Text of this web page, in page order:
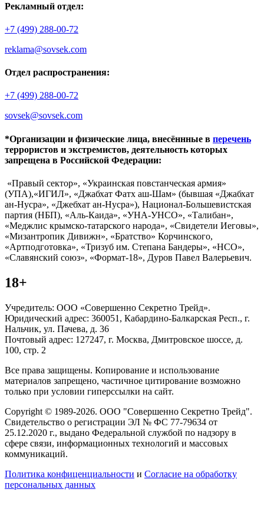
Рекламный отдел:
+7 (499) 288-00-72
reklama@sovsek.com
Отдел распространения:
+7 (499) 288-00-72
sovsek@sovsek.com
*Организации и физические лица, внесённные в перечень
террористов и экстремистов, деятельность которых
запрещена в Российской Федерации:
«Правый сектор», «Украинская повстанческая армия»
(УПА),«ИГИЛ», «Джабхат Фатх аш-Шам» (бывшая «Джабхат
ан-Нусра», «Джебхат ан-Нусра»), Национал-Большевистская
партия (НБП), «Аль-Каида», «УНА-УНСО», «Талибан»,
«Меджлис крымско-татарского народа», «Свидетели Иеговы»,
«Мизантропик Дивижн», «Братство» Корчинского,
«Артподготовка», «Тризуб им. Степана Бандеры», «НСО»,
«Славянский союз», «Формат-18», Дуров Павел Валерьевич.
18+
Учредитель: ООО «Совершенно Секретно Трейд».
Юридический адрес: 360051, Кабардино-Балкарская Респ., г.
Нальчик, ул. Пачева, д. 36
Почтовый адрес: 127247, г. Москва, Дмитровское шоссе, д.
100, стр. 2
Все права защищены. Копирование и использование
материалов запрещено, частичное цитирование возможно
только при условии гиперссылки на сайт.
Copyright © 1989-2026. ООО "Совершенно Секретно Трейд".
Свидетельство о регистрации ЭЛ № ФС 77-79634 от
25.12.2020 г., выдано Федеральной службой по надзору в
сфере связи, информационных технологий и массовых
коммуникаций.
Политика конфиценциальности и Согласие на обработку
персональных данных